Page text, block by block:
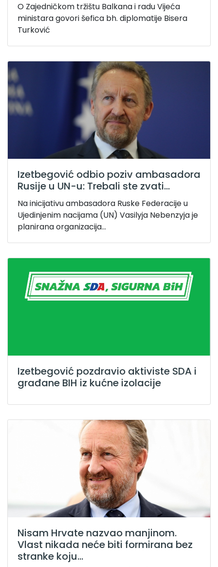
O Zajedničkom tržištu Balkana i radu Vijeća
ministara govori šefica bh. diplomatije Bisera
Turković
Izetbegović odbio poziv ambasadora
Rusije u UN-u: Trebali ste zvati...
Na inicijativu ambasadora Ruske Federacije u
Ujedinjenim nacijama (UN) Vasilyja Nebenzyja je
planirana organizacija...
Izetbegović pozdravio aktiviste SDA i
građane BIH iz kućne izolacije
Nisam Hrvate nazvao manjinom.
Vlast nikada neće biti formirana bez
stranke koju...